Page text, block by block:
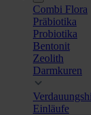
Combi Flora
Präbiotika
Probiotika
Bentonit
Zeolith
Darmkuren
Einläufe